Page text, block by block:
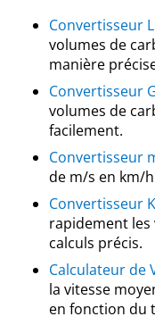
Convertisseur
volumes de
manière
Convertisseur
volumes de
facilement.
Convertisseur
de m/s en km/
Convertisseur
rapidement les
calculs précis.
Calculateur de
la vitesse
en fonction du